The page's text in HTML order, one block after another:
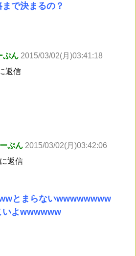
で決まるの？
ぷん 2015/03/02(月)03:41:18
返信
ぷん 2015/03/02(月)03:42:06
返信
とまらないwwwwwwww
いよwwwwww